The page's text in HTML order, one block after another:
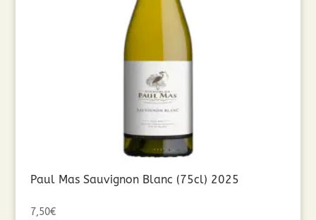
Paul Mas Sauvignon Blanc (75cl) 2025
7,50€